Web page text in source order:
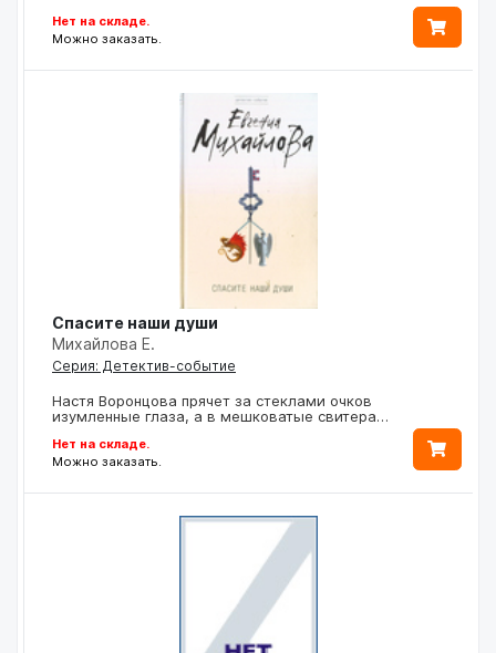
Нет на складе.
Можно заказать.
Спасите наши души
Михайлова Е.
Серия: Детектив-событие
Настя Воронцова прячет за стеклами очков
изумленные глаза, а в мешковатые свитера…
Нет на складе.
Можно заказать.